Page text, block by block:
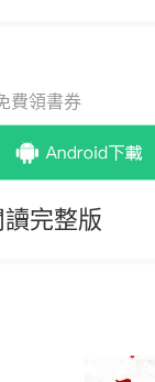
費領書券
完整版